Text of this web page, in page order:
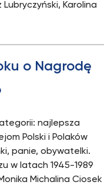
Karolina
o Nagrodę
najlepsza
Polski i Polaków
panie, obywatelki.
w latach 1945-1989
Michalina Ciosek